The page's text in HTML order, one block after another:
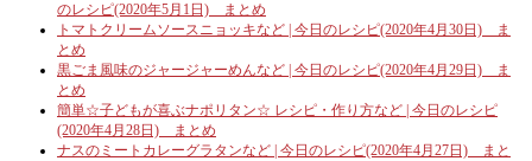
のレシピ(2020年5月1日) まとめ
トマトクリームソースニョッキなど | 今日のレシピ(2020年4月30日) ま
とめ
黒ごま風味のジャージャーめんなど | 今日のレシピ(2020年4月29日) ま
とめ
簡単☆子どもが喜ぶナポリタン☆ レシピ・作り方など | 今日のレシピ
(2020年4月28日) まとめ
ナスのミートカレーグラタンなど | 今日のレシピ(2020年4月27日) まと